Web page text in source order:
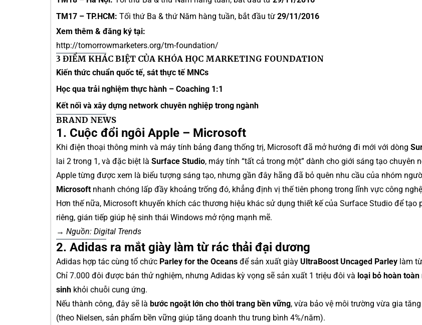
TM17 – TP.HCM: Tối thứ Ba & thứ Năm hàng tuần, bắt đầu từ 29/11/2016
Xem thêm & đăng ký tại:
http://tomorrowmarketers.org/tm-foundation/
3 ĐIỂM KHÁC BIỆT CỦA KHÓA HỌC MARKETING FOUNDATION
Kiến thức chuẩn quốc tế, sát thực tế MNCs
Học qua trải nghiệm thực hành – Coaching 1:1
Kết nối và xây dựng network chuyên nghiệp trong ngành
BRAND NEWS
1. Cuộc đổi ngôi Apple – Microsoft
Khi điện thoại thông minh và máy tính bảng đang thống trị, Microsoft đã mở hướng đi mới với dòng
lai 2 trong 1, và đặc biệt là Surface Studio, máy tính “tất cả trong một” dành cho giới sáng tạo chuyên
Apple từng được xem là biểu tượng sáng tạo, nhưng gần đây hãng đã bỏ quên nhu cầu của nhóm
Microsoft nhanh chóng lấp đầy khoảng trống đó, khẳng định vị thế tiên phong trong lĩnh vực công
Hơn thế nữa, Microsoft khuyến khích các thương hiệu khác sử dụng thiết kế của Surface Studio để tạo
riêng, gián tiếp giúp hệ sinh thái Windows mở rộng mạnh mẽ.
→ Nguồn: Digital Trends
2. Adidas ra mắt giày làm từ rác thải đại dương
Adidas hợp tác cùng tổ chức Parley for the Oceans để sản xuất giày UltraBoost Uncaged Parley làm
Chỉ 7.000 đôi được bán thử nghiệm, nhưng Adidas kỳ vọng sẽ sản xuất 1 triệu đôi và loại bỏ hoàn
sinh khỏi chuỗi cung ứng.
Nếu thành công, đây sẽ là bước ngoặt lớn cho thời trang bền vững, vừa bảo vệ môi trường vừa gia
(theo Nielsen, sản phẩm bền vững giúp tăng doanh thu trung bình 4%/năm).